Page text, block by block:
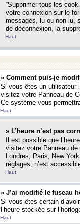
“Supprimer tous les
votre connexion sur le
messages, lu ou non lu,
de déconnexion, la
Haut
» Comment puis-je
Si vous êtes un utilisateur
visitez votre Panneau de
Ce système vous
Haut
» L’heure n’est pas
Il est possible que
visitez votre Panneau de
Londres, Paris, New
réglages, n’est
Haut
» J’ai modifié le fuseau
Si vous êtes certain
l’heure stockée sur
Haut